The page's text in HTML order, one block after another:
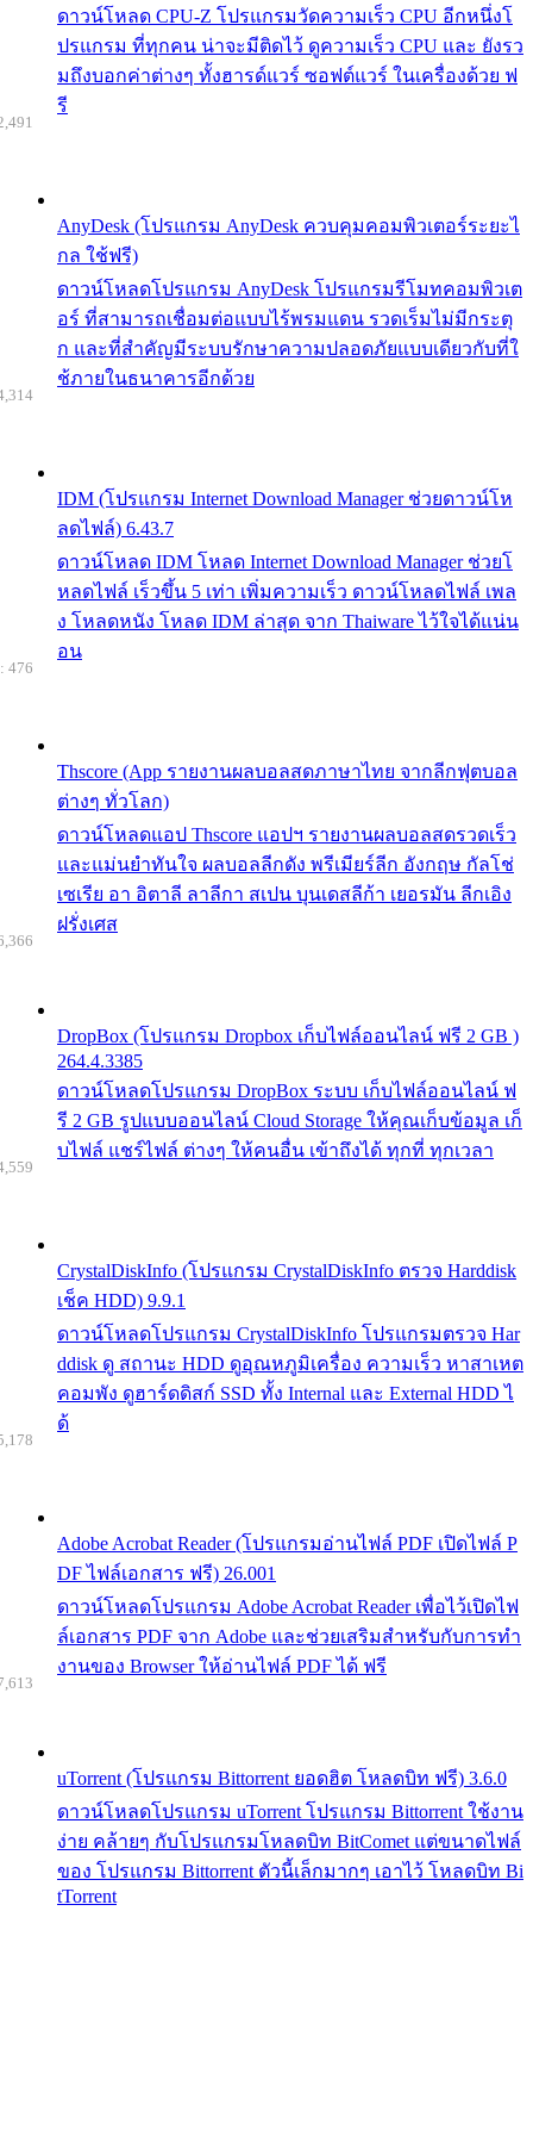
ดาวน์โหลด CPU-Z โปรแกรมวัดความเร็ว CPU อีกหนึ่งโ
ปรแกรม ที่ทุกคน น่าจะมีติดไว้ ดูความเร็ว CPU และ ยังรว
มถึงบอกค่าต่างๆ ทั้งฮารด์แวร์ ซอฟต์แวร์ ในเครื่องด้วย ฟ
รี
AnyDesk (โปรแกรม AnyDesk ควบคุมคอมพิวเตอร์ระยะไ
กล ใช้ฟรี)
ดาวน์โหลดโปรแกรม AnyDesk โปรแกรมรีโมทคอมพิวเต
อร์ ที่สามารถเชื่อมต่อแบบไร้พรมแดน รวดเร็มไม่มีกระตุ
ก และที่สำคัญมีระบบรักษาความปลอดภัยแบบเดียวกับที่ใ
ช้ภายในธนาคารอีกด้วย
IDM (โปรแกรม Internet Download Manager ช่วยดาวน์โห
ลดไฟล์) 6.43.7
ดาวน์โหลด IDM โหลด Internet Download Manager ช่วยโ
หลดไฟล์ เร็วขึ้น 5 เท่า เพิ่มความเร็ว ดาวน์โหลดไฟล์ เพล
ง โหลดหนัง โหลด IDM ล่าสุด จาก Thaiware ไว้ใจได้แน่น
อน
Thscore (App รายงานผลบอลสดภาษาไทย จากลีกฟุตบอล
ต่างๆ ทั่วโลก)
ดาวน์โหลดแอป Thscore แอปฯ รายงานผลบอลสดรวดเร็ว
และแม่นยำทันใจ ผลบอลลีกดัง พรีเมียร์ลีก อังกฤษ กัลโช่
เซเรีย อา อิตาลี ลาลีกา สเปน บุนเดสลีก้า เยอรมัน ลีกเอิง
ฝรั่งเศส
476
DropBox (โปรแกรม Dropbox เก็บไฟล์ออนไลน์ ฟรี 2 GB )
264.4.3385
ดาวน์โหลดโปรแกรม DropBox ระบบ เก็บไฟล์ออนไลน์ ฟ
รี 2 GB รูปแบบออนไลน์ Cloud Storage ให้คุณเก็บข้อมูล เก็
บไฟล์ แชร์ไฟล์ ต่างๆ ให้คนอื่น เข้าถึงได้ ทุกที่ ทุกเวลา
CrystalDiskInfo (โปรแกรม CrystalDiskInfo ตรวจ Harddisk
เช็ค HDD) 9.9.1
ดาวน์โหลดโปรแกรม CrystalDiskInfo โปรแกรมตรวจ Har
ddisk ดู สถานะ HDD ดูอุณหภูมิเครื่อง ความเร็ว หาสาเหต
คอมพัง ดูฮาร์ดดิสก์ SSD ทั้ง Internal และ External HDD ไ
ด้
Adobe Acrobat Reader (โปรแกรมอ่านไฟล์ PDF เปิดไฟล์ P
DF ไฟล์เอกสาร ฟรี) 26.001
ดาวน์โหลดโปรแกรม Adobe Acrobat Reader เพื่อไว้เปิดไฟ
ล์เอกสาร PDF จาก Adobe และช่วยเสริมสำหรับกับการทำ
งานของ Browser ให้อ่านไฟล์ PDF ได้ ฟรี
uTorrent (โปรแกรม Bittorrent ยอดฮิต โหลดบิท ฟรี) 3.6.0
ดาวน์โหลดโปรแกรม uTorrent โปรแกรม Bittorrent ใช้งาน
ง่าย คล้ายๆ กับโปรแกรมโหลดบิท BitComet แต่ขนาดไฟล์
ของ โปรแกรม Bittorrent ตัวนี้เล็กมากๆ เอาไว้ โหลดบิท Bi
tTorrent